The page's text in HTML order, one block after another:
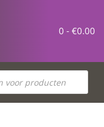
0 - €0.00